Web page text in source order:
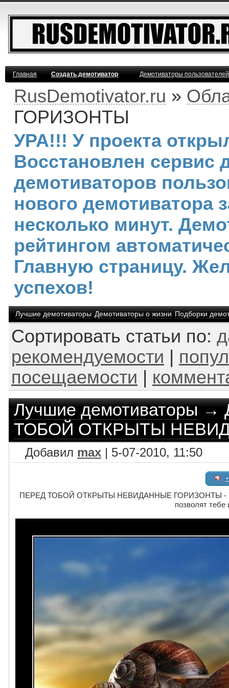
Главная Создать демотиватор Демотиваторы
RusDemotivator.ru »
ГОРИЗОНТЫ
УРА!!! У проекта
Восстановлен сервис
демотиваторов
нового демотиватора
несколько минут.
рейтингом
Главную страницу.
успехов!
Лучшие демотиваторы Демотиваторы о жизни Подборки
Сортировать статьи по:
рекомендуемости
посещаемости
Лучшие демотиваторы→
ТОБОЙ ОТКРЫТЫ
Добавил max | 5-07-2010, 11:50
ПЕРЕД ТОБОЙ ОТКРЫТЫ НЕВИДАННЫЕ ГОРИЗОНТЫ - но
позволят тебе